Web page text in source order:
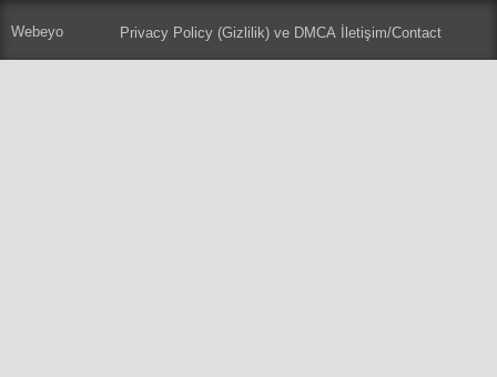
Webeyo Privacy Policy (Gizlilik) ve DMCA İletişim/Contact